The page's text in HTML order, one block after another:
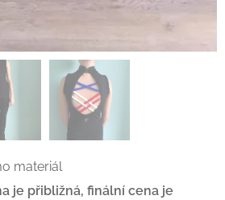
materiál
je přibližná, finální cena je